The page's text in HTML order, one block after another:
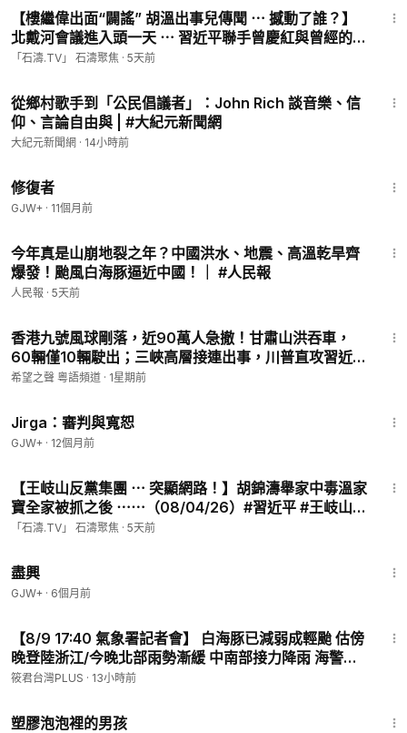
论政-416】【#天灭中共正进行-1】
【樓繼偉出面“闢謠” 胡溫出事兒傳聞 ⋯ 撼動了誰？】
北戴河會議進入頭一天 ⋯ 習近平聯手曾慶紅與曾經的保
習派：開打！（08/04/26）#習近平 #北戴河
「石濤.TV」 石濤聚焦 · 5天前
從鄉村歌手到「公民倡議者」：John Rich 談音樂、信
仰、言論自由與 | #大紀元新聞網
大紀元新聞網 · 14小時前
修復者
GJW+ · 11個月前
今年真是山崩地裂之年？中國洪水、地震、高溫乾旱齊
爆發！颱風白海豚逼近中國！｜ #人民報
人民報 · 5天前
香港九號風球剛落，近90萬人急撤！甘肅山洪吞車，
60輛僅10輛駛出；三峽高層接連出事，川普直攻習近平
AI命脈【紅朝秘聞】
希望之聲 粵語頻道 · 1星期前
Jirga：審判與寬恕
GJW+ · 12個月前
【王岐山反黨集團 ⋯ 突顯網路！】胡錦濤舉家中毒溫家
寶全家被抓之後 ⋯⋯（08/04/26）#習近平 #王岐山 #
北戴河
「石濤.TV」 石濤聚焦 · 5天前
盡興
GJW+ · 6個月前
【8/9 17:40 氣象署記者會】 白海豚已減弱成輕颱 估傍
晚登陸浙江/今晚北部雨勢漸緩 中南部接力降雨 海警最
快明晨解除
筱君台灣PLUS · 13小時前
塑膠泡泡裡的男孩